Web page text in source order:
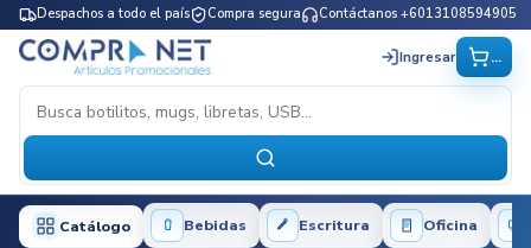
Despachos a todo el país Compra segura Contáctanos +6013108594905
Ingresar ...
Catálogo Bebidas Escritura Oficina